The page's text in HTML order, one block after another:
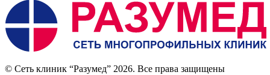
© Сеть клиник “Разумед” 2026. Все права защищены